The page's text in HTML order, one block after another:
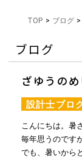
TOP > ブログ >
ブログ
ざゆうの
設計士ブロ
こんにちは。暑
毎年思うのです
でも、暑いから